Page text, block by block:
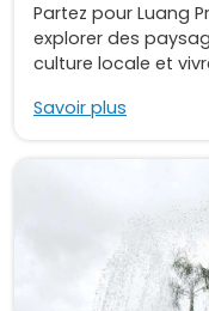
Partez pour Luang
explorer des
culture locale et
Savoir plus